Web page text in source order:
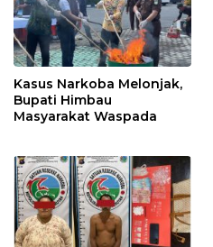
Kasus Narkoba Melonjak,
Bupati Himbau
Masyarakat Waspada